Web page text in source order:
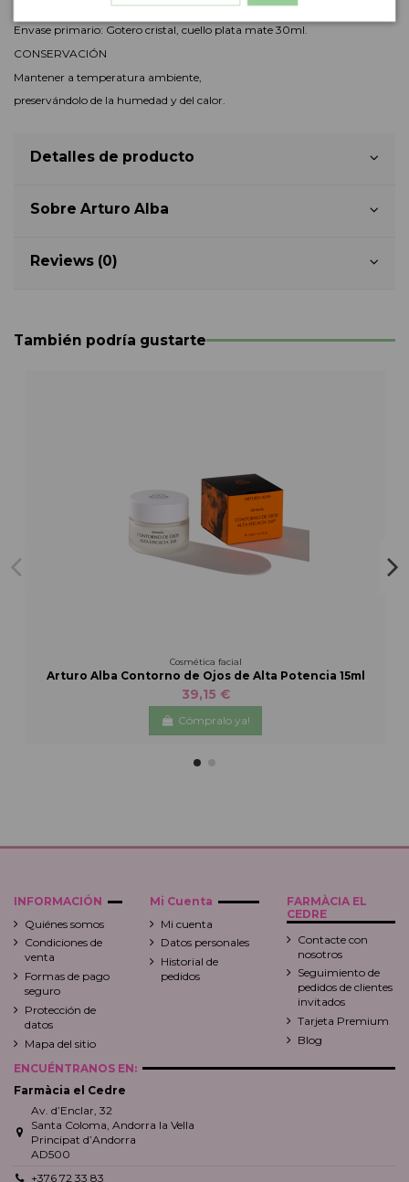
Envase primario: Gotero cristal, cuello plata mate 30ml.
CONSERVACIÓN
Mantener a temperatura ambiente,
preservándolo de la humedad y del calor.
Detalles de producto
Sobre Arturo Alba
Reviews (0)
También podría gustarte
Cosmética facial
Arturo Alba Contorno de Ojos de Alta Potencia 15ml
39,15 €
Cómpralo ya!
INFORMACIÓN
Quiénes somos
Condiciones de
venta
Formas de pago
seguro
Protección de
datos
Mapa del sitio
Mi Cuenta
Mi cuenta
Datos personales
Historial de
pedidos
FARMÀCIA EL
CEDRE
Contacte con
nosotros
Seguimiento de
pedidos de clientes
invitados
Tarjeta Premium
Blog
ENCUÉNTRANOS EN:
Farmàcia el Cedre
Av. d’Enclar, 32
Santa Coloma, Andorra la Vella
Principat d’Andorra
AD500
+376 72 33 83